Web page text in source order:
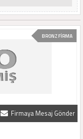
BRONZ FİRMA
Firmaya Mesaj Gönder